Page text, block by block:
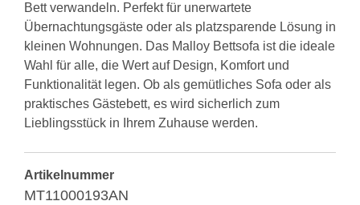
Bett verwandeln. Perfekt für unerwartete
Übernachtungsgäste oder als platzsparende Lösung in
kleinen Wohnungen. Das Malloy Bettsofa ist die ideale
Wahl für alle, die Wert auf Design, Komfort und
Funktionalität legen. Ob als gemütliches Sofa oder als
praktisches Gästebett, es wird sicherlich zum
Lieblingsstück in Ihrem Zuhause werden.
Artikelnummer
MT11000193AN